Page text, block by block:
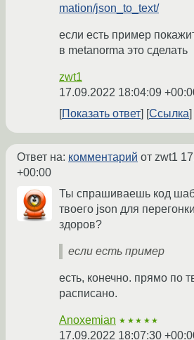
mation/json_to_text/
если есть пример
в metanorma это сделать
zwt1
17.09.2022 18:04:09
Показать ответ Ссылка
Ответ на: комментарий от zwt1
+00:00
Ты спрашиваешь код
твоего json для
здоров?
если есть пример
есть, конечно. прямо по
расписано.
Anoxemian ★★★★★
17.09.2022 18:07:30